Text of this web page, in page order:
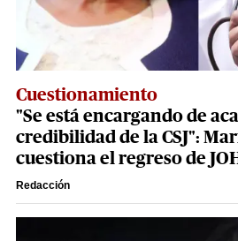
Cuestionamiento
"Se está encargando de
credibilidad de la CSJ":
cuestiona el regreso de
Redacción